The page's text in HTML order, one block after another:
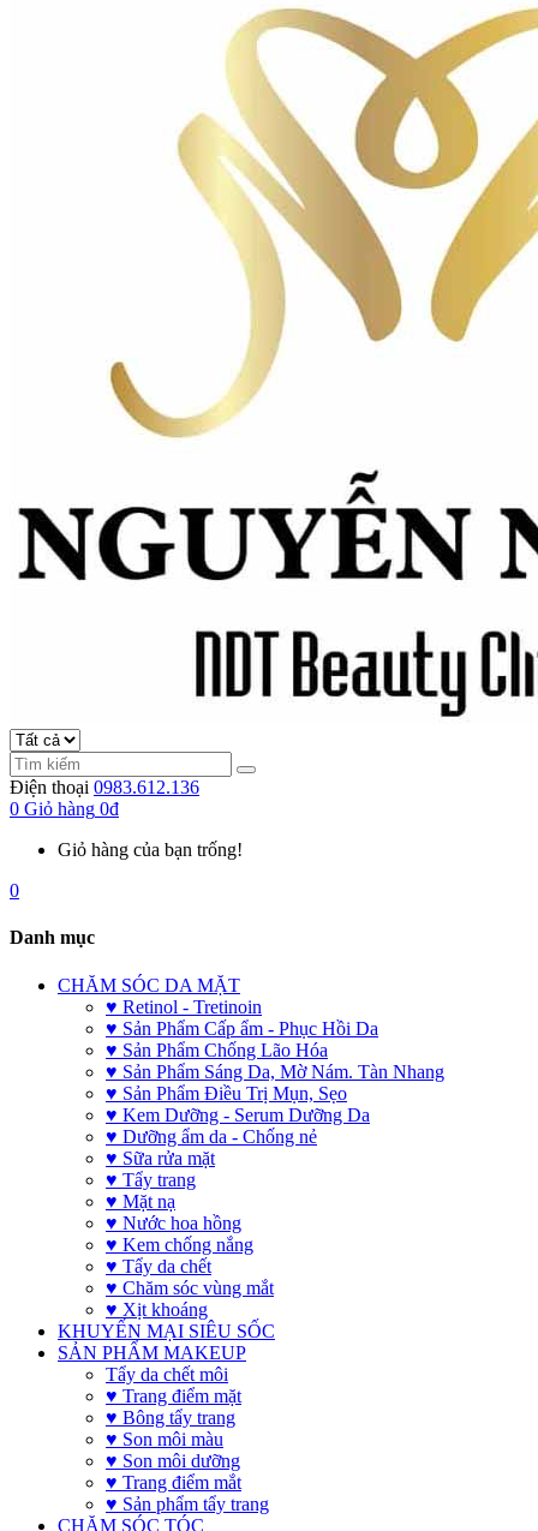
Điện thoại 0983.612.136
0 Giỏ hàng 0đ
Giỏ hàng của bạn trống!
0
Danh mục
CHĂM SÓC DA MẶT
♥ Retinol - Tretinoin
♥ Sản Phẩm Cấp ẩm - Phục Hồi Da
♥ Sản Phẩm Chống Lão Hóa
♥ Sản Phẩm Sáng Da, Mờ Nám. Tàn Nhang
♥ Sản Phẩm Điều Trị Mụn, Sẹo
♥ Kem Dưỡng - Serum Dưỡng Da
♥ Dưỡng ẩm da - Chống nẻ
♥ Sữa rửa mặt
♥ Tẩy trang
♥ Mặt nạ
♥ Nước hoa hồng
♥ Kem chống nắng
♥ Tẩy da chết
♥ Chăm sóc vùng mắt
♥ Xịt khoáng
KHUYẾN MẠI SIÊU SỐC
SẢN PHẨM MAKEUP
Tẩy da chết môi
♥ Trang điểm mặt
♥ Bông tẩy trang
♥ Son môi màu
♥ Son môi dưỡng
♥ Trang điểm mắt
♥ Sản phẩm tẩy trang
CHĂM SÓC TÓC